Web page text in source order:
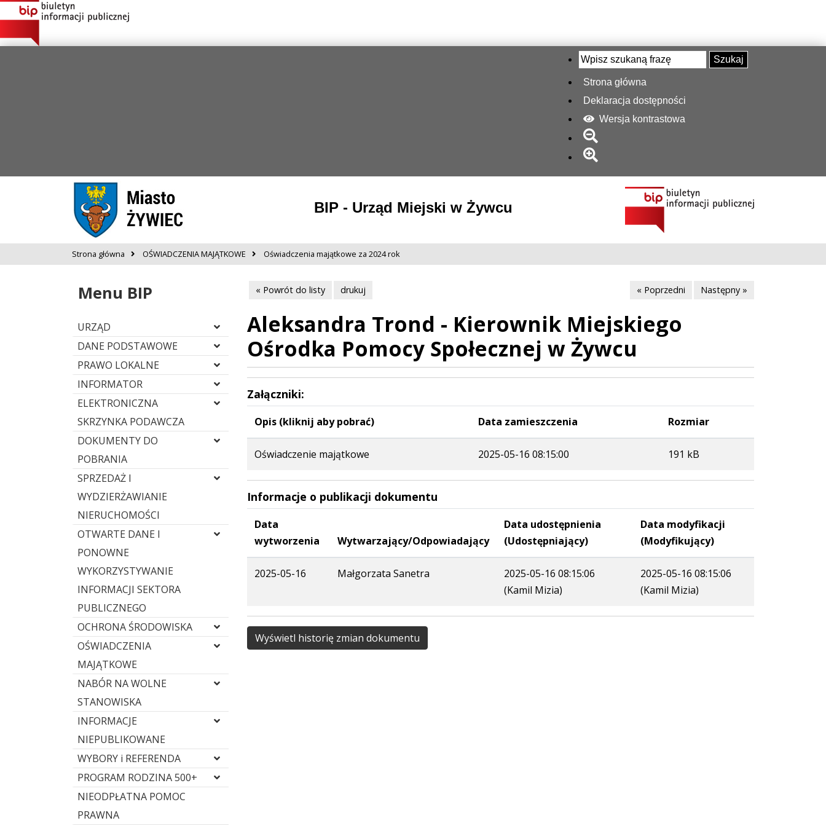
Szukaj
Strona główna
Deklaracja dostępności
Wersja kontrastowa
BIP - Urząd Miejski w Żywcu
Strona główna OŚWIADCZENIA MAJĄTKOWE Oświadczenia majątkowe za 2024 rok
Menu BIP
URZĄD
DANE PODSTAWOWE
PRAWO LOKALNE
INFORMATOR
ELEKTRONICZNA
SKRZYNKA PODAWCZA
DOKUMENTY DO
POBRANIA
SPRZEDAŻ I
WYDZIERŻAWIANIE
NIERUCHOMOŚCI
OTWARTE DANE I
PONOWNE
WYKORZYSTYWANIE
INFORMACJI SEKTORA
PUBLICZNEGO
OCHRONA ŚRODOWISKA
OŚWIADCZENIA
MAJĄTKOWE
NABÓR NA WOLNE
STANOWISKA
INFORMACJE
NIEPUBLIKOWANE
WYBORY i REFERENDA
PROGRAM RODZINA 500+
NIEODPŁATNA POMOC
PRAWNA
« Powrót do listy drukuj « Poprzedni Następny »
Aleksandra Trond - Kierownik Miejskiego
Ośrodka Pomocy Społecznej w Żywcu
Załączniki:
Opis (kliknij aby pobrać) Data zamieszczenia Rozmiar
Oświadczenie majątkowe 2025-05-16 08:15:00 191 kB
Informacje o publikacji dokumentu
Data
wytworzenia
Wytwarzający/Odpowiadający
Data udostępnienia
(Udostępniający)
Data modyfikacji
(Modyfikujący)
2025-05-16 Małgorzata Sanetra
2025-05-16 08:15:06
(Kamil Mizia)
2025-05-16 08:15:06
(Kamil Mizia)
Wyświetl historię zmian dokumentu